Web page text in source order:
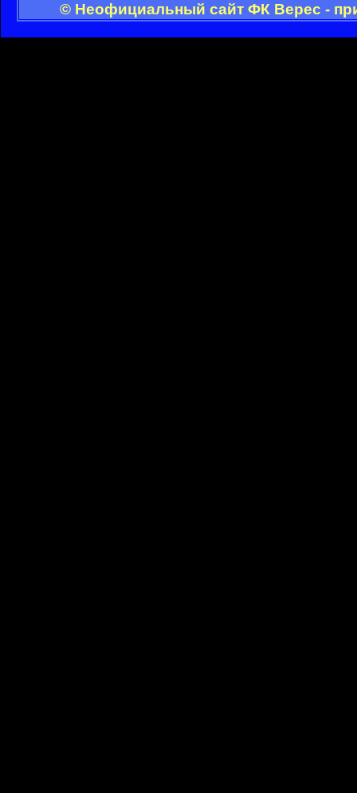
© Неофициальный сайт ФК Верес -